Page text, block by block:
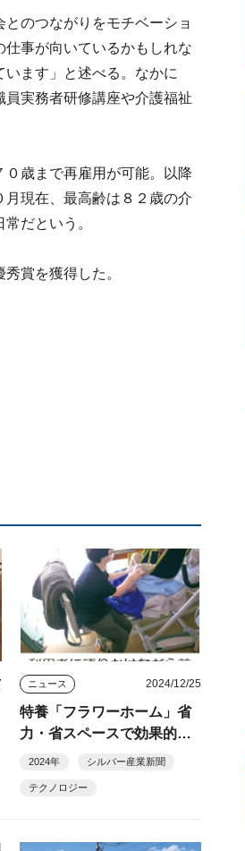
のつながりをモチベーショ
事が向いているかもしれな
ます」と述べる。なかに
実務者研修講座や介護福祉
歳まで再雇用が可能。以降
現在、最高齢は８２歳の介
だという。
賞を獲得した。
ニュース 2024/12/25
特養「フラワーホーム」省
力・省スペースで効果的な
リハビリ
2024年 シルバー産業新聞
テクノロジー